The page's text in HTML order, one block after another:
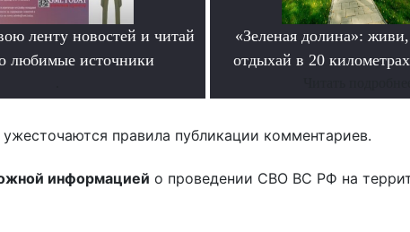
ленту новостей и читай
любимые источники
«Зеленая долина»:
отдыхай в 20
правила публикации комментариев.
информацией о проведении СВО ВС РФ на